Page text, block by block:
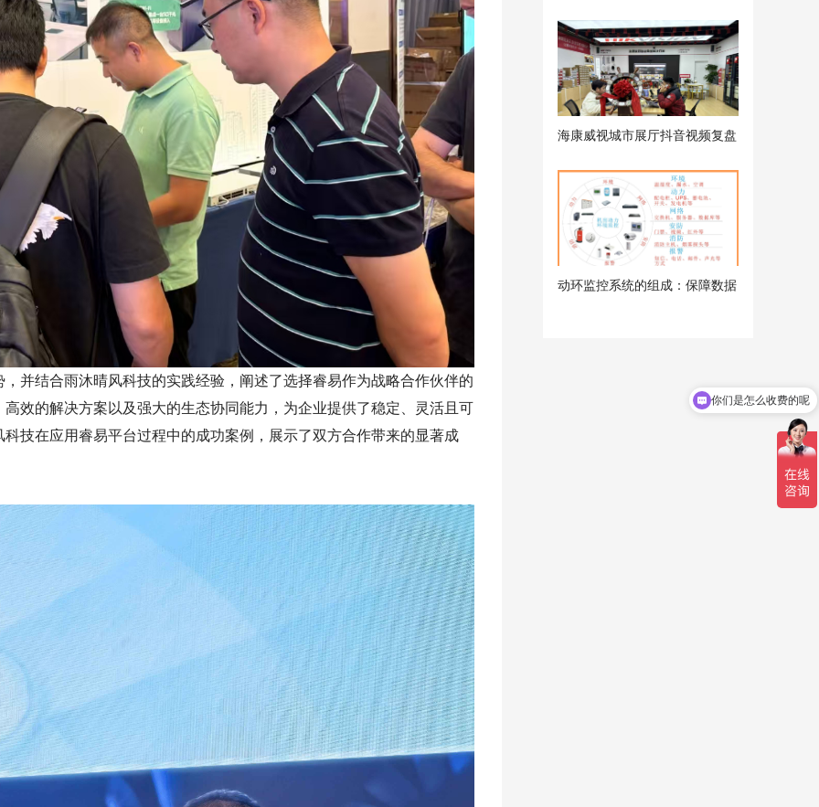
并结合雨沐晴风科技的实践经验，阐述了选择睿易作为战略合作伙伴的
效的解决方案以及强大的生态协同能力，为企业提供了稳定、灵活且可
技在应用睿易平台过程中的成功案例，展示了双方合作带来的显著成
海康威视城市展厅抖音视频复盘
动环监控系统的组成：保障数据
你们是怎么收费的呢